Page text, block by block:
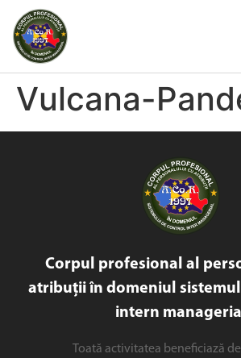
Vulcana-
Corpul profesional al
atribuții în domeniul
intern
Toată activitatea beneficiază